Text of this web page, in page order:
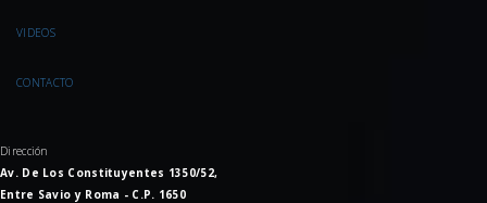
VIDEOS
CONTACTO
Dirección
Av. De Los Constituyentes 1350/52,
Entre Savio y Roma - C.P. 1650